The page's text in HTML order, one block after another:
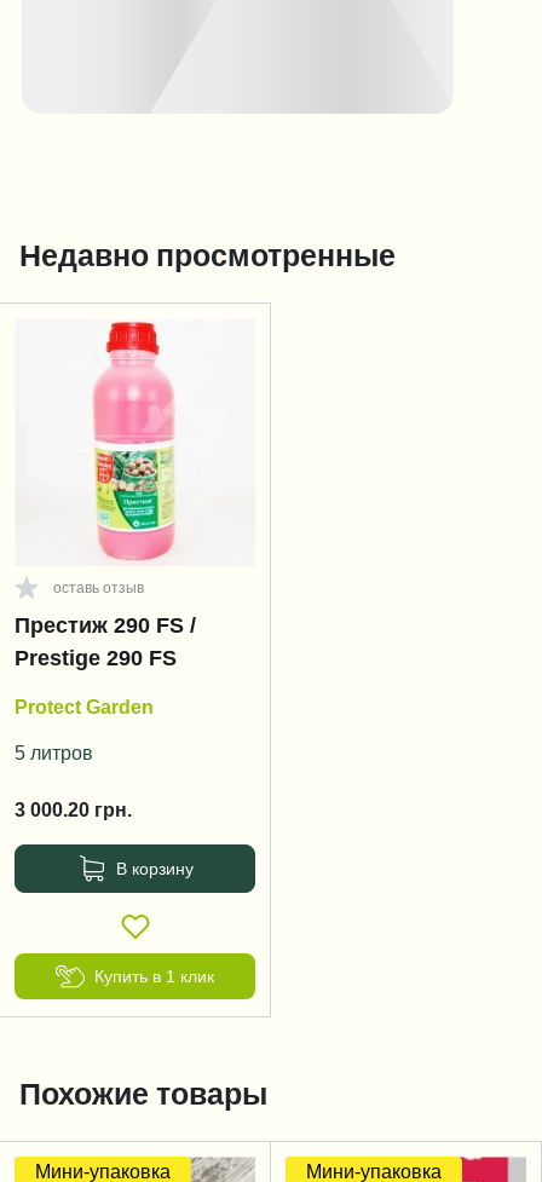
Недавно просмотренные
оставь отзыв
Престиж 290 FS /
Prestige 290 FS
Protect Garden
5 литров
3 000.20 грн.
В корзину
Купить в 1 клик
Похожие товары
Мини-упаковка Мини-упаковка